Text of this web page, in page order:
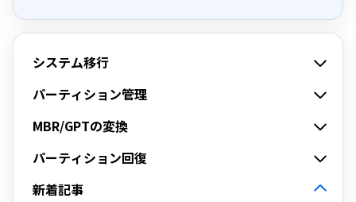
システム移行
パーティション管理
MBR/GPTの変換
パーティション回復
新着記事